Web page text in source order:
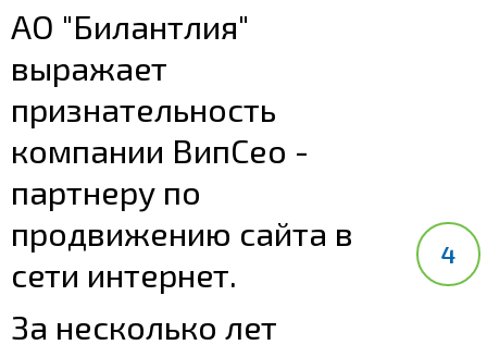
АО "Билантлия"
выражает
признательность
компании ВипСео -
партнеру по
продвижению сайта в
сети интернет.
За несколько лет